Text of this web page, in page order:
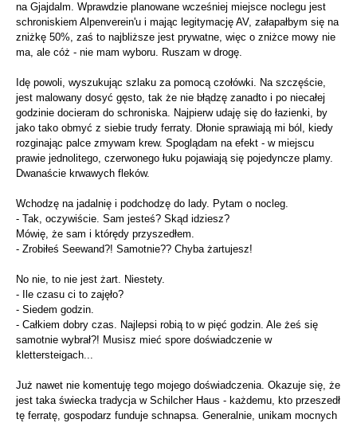
na Gjajdalm. Wprawdzie planowane wcześniej miejsce noclegu jest
schroniskiem Alpenverein'u i mając legitymację AV, załapałbym się na
zniżkę 50%, zaś to najbliższe jest prywatne, więc o zniżce mowy nie
ma, ale cóż - nie mam wyboru. Ruszam w drogę.
Idę powoli, wyszukując szlaku za pomocą czołówki. Na szczęście,
jest malowany dosyć gęsto, tak że nie błądzę zanadto i po niecałej
godzinie docieram do schroniska. Najpierw udaję się do łazienki, by
jako tako obmyć z siebie trudy ferraty. Dłonie sprawiają mi ból, kiedy
rozginając palce zmywam krew. Spoglądam na efekt - w miejscu
prawie jednolitego, czerwonego łuku pojawiają się pojedyncze plamy.
Dwanaście krwawych fleków.
Wchodzę na jadalnię i podchodzę do lady. Pytam o nocleg.
- Tak, oczywiście. Sam jesteś? Skąd idziesz?
Mówię, że sam i którędy przyszedłem.
- Zrobiłeś Seewand?! Samotnie?? Chyba żartujesz!
No nie, to nie jest żart. Niestety.
- Ile czasu ci to zajęło?
- Siedem godzin.
- Całkiem dobry czas. Najlepsi robią to w pięć godzin. Ale żeś się
samotnie wybrał?! Musisz mieć spore doświadczenie w
klettersteigach...
Już nawet nie komentuję tego mojego doświadczenia. Okazuje się, że
jest taka świecka tradycja w Schilcher Haus - każdemu, kto przeszedł
tę ferratę, gospodarz funduje schnapsa. Generalnie, unikam mocnych